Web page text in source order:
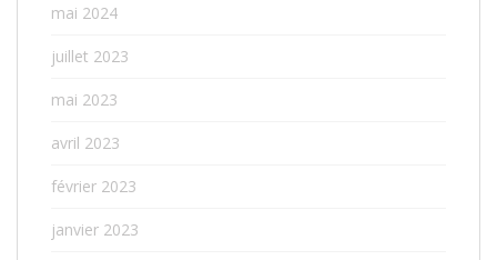
mai 2024
juillet 2023
mai 2023
avril 2023
février 2023
janvier 2023